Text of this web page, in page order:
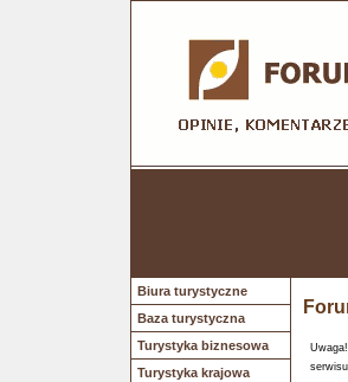
Biura turystyczne
Baza turystyczna
Turystyka biznesowa
Turystyka krajowa